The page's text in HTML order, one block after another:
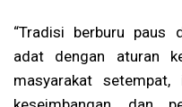
“Tradisi berburu paus
adat dengan aturan
masyarakat